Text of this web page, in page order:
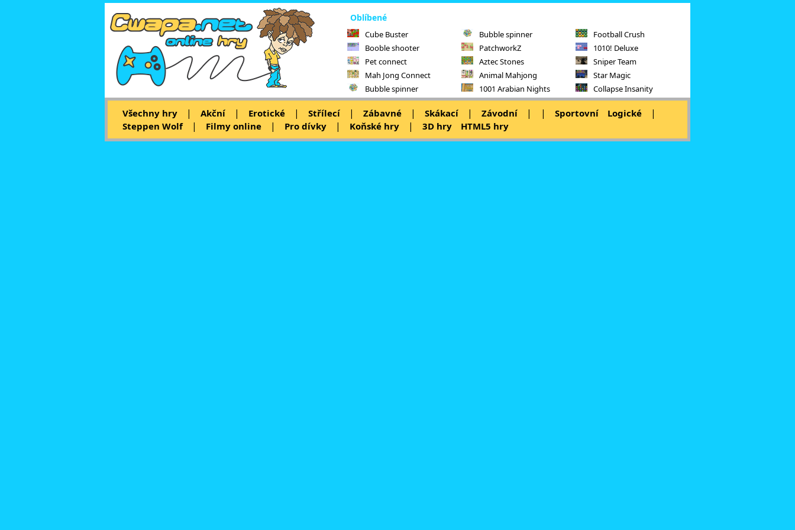
Oblíbené
Cube Buster
Booble shooter
Pet connect
Mah Jong Connect
Bubble spinner
Bubble spinner
PatchworkZ
Aztec Stones
Animal Mahjong
1001 Arabian Nights
Football Crush
1010! Deluxe
Sniper Team
Star Magic
Collapse Insanity
Všechny hry | Akční | Erotické | Střílecí | Zábavné | Skákací | Závodní | | Sportovní Logické |
Steppen Wolf | Filmy online | Pro dívky | Koňské hry | 3D hry HTML5 hry